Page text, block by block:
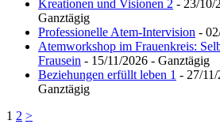
Kreationen und Visionen 2 - 23/10/
Ganztägig
Professionelle Atem-Intervision -
Atemworkshop im Frauenkreis:
Frausein - 15/11/2026 - Ganztägig
Beziehungen erfüllt leben 1 - 27/
Ganztägig
1 2 >